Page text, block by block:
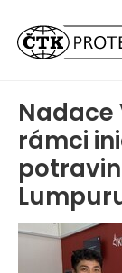
rámci